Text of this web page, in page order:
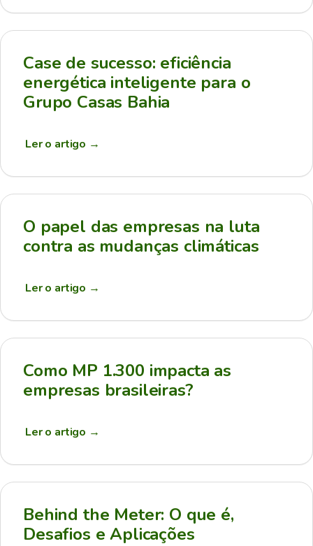
Case de sucesso: eficiência
energética inteligente para o
Grupo Casas Bahia
Ler o artigo →
O papel das empresas na luta
contra as mudanças climáticas
Ler o artigo →
Como MP 1.300 impacta as
empresas brasileiras?
Ler o artigo →
Behind the Meter: O que é,
Desafios e Aplicações